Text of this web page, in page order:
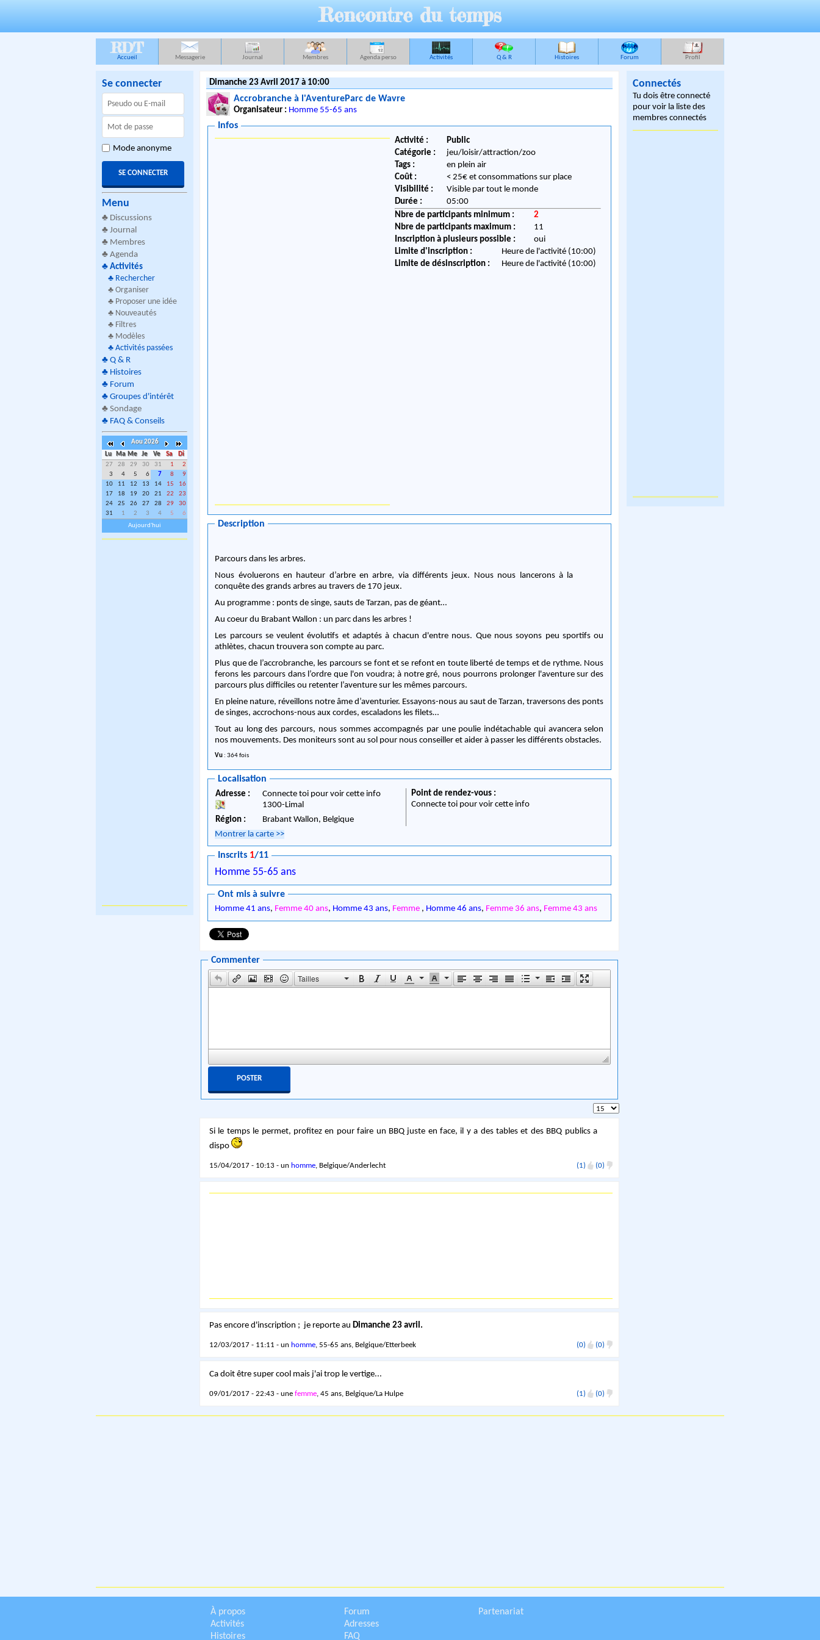
Rencontre du temps
RDT
Accueil Messagerie Journal Membres Agenda perso Activités Q & R Histoires Forum Profil
Se connecter
Mode anonyme
Menu
♣ Discussions
♣ Journal
♣ Membres
♣ Agenda
♣ Activités
♣ Rechercher
♣ Organiser
♣ Proposer une idée
♣ Nouveautés
♣ Filtres
♣ Modèles
♣ Activités passées
♣ Q & R
♣ Histoires
♣ Forum
♣ Groupes d'intérêt
♣ Sondage
♣ FAQ & Conseils
Aou 2026
Lu
Ma Me Je Ve Sa
Di
27
28 29 30 31 1
2
3
4 5 6 7 8
9
10
11 12 13 14 15
16
17
18 19 20 21 22
23
24
25 26 27 28 29
30
31
1 2 3 4 5
6
Aujourd'hui
Dimanche 23 Avril 2017 à 10:00
Accrobranche à l'AventureParc de Wavre
Organisateur : Homme 55-65 ans
Infos
Activité :
Public
Catégorie :
jeu/loisir/attraction/zoo
Tags :
en plein air
Coût :
< 25€ et consommations sur place
Visibilité :
Visible par tout le monde
Durée :
05:00
Nbre de participants minimum :
2
Nbre de participants maximum :
11
Inscription à plusieurs possible :
oui
Limite d'inscription :
Heure de l'activité (10:00)
Limite de désinscription :
Heure de l'activité (10:00)
Description
Parcours dans les arbres.
Nous évoluerons en hauteur d’arbre en arbre, via différents jeux. Nous nous lancerons à la
conquête des grands arbres au travers de 170 jeux.
Au programme : ponts de singe, sauts de Tarzan, pas de géant…
Au coeur du Brabant Wallon : un parc dans les arbres !
Les parcours se veulent évolutifs et adaptés à chacun d'entre nous. Que nous soyons peu sportifs ou
athlètes, chacun trouvera son compte au parc.
Plus que de l’accrobranche, les parcours se font et se refont en toute liberté de temps et de rythme. Nous
ferons les parcours dans l’ordre que l'on voudra; à notre gré, nous pourrons prolonger l'aventure sur des
parcours plus difficiles ou retenter l’aventure sur les mêmes parcours.
En pleine nature, réveillons notre âme d’aventurier. Essayons-nous au saut de Tarzan, traversons des ponts
de singes, accrochons-nous aux cordes, escaladons les filets…
Tout au long des parcours, nous sommes accompagnés par une poulie indétachable qui avancera selon
nos mouvements. Des moniteurs sont au sol pour nous conseiller et aider à passer les différents obstacles.
Vu : 364 fois
Localisation
Adresse :
Connecte toi pour voir cette info
1300- Limal
Région :
Brabant Wallon, Belgique
Point de rendez-vous :
Connecte toi pour voir cette info
Montrer la carte >>
Inscrits 1/11
Homme 55-65 ans
Ont mis à suivre
Homme 41 ans, Femme 40 ans, Homme 43 ans, Femme , Homme 46 ans, Femme 36 ans, Femme 43 ans
Commenter
Tailles
Si le temps le permet, profitez en pour faire un BBQ juste en face, il y a des tables et des BBQ publics a
dispo
15/04/2017 - 10:13 - un homme, Belgique/Anderlecht (1) (0)
Pas encore d'inscription ; je reporte au Dimanche 23 avril.
12/03/2017 - 11:11 - un homme, 55-65 ans, Belgique/Etterbeek (0) (0)
Ca doit être super cool mais j'ai trop le vertige...
09/01/2017 - 22:43 - une femme, 45 ans, Belgique/La Hulpe (1) (0)
Connectés
Tu dois être connecté
pour voir la liste des
membres connectés
À propos
Activités
Histoires
Forum
Adresses
FAQ
Partenariat